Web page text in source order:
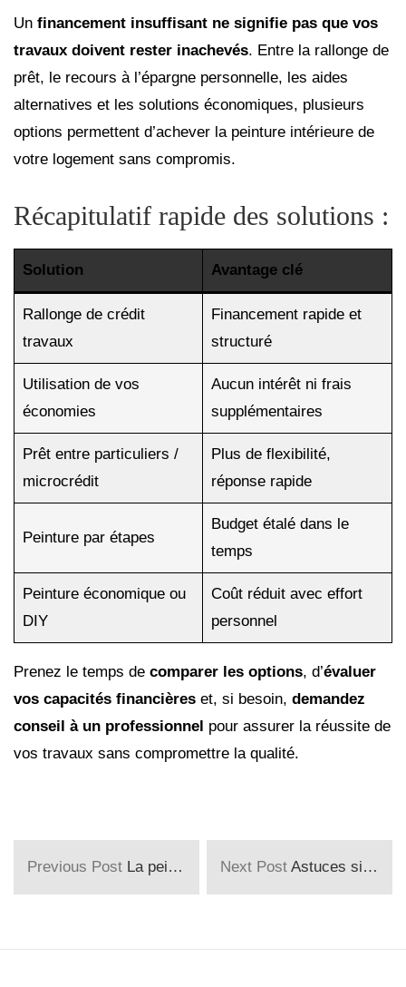
Un financement insuffisant ne signifie pas que vos
travaux doivent rester inachevés. Entre la rallonge de
prêt, le recours à l’épargne personnelle, les aides
alternatives et les solutions économiques, plusieurs
options permettent d’achever la peinture intérieure de
votre logement sans compromis.
Récapitulatif rapide des solutions :
Solution Avantage clé
Rallonge de crédit
travaux
Financement rapide et
structuré
Utilisation de vos
économies
Aucun intérêt ni frais
supplémentaires
Prêt entre particuliers /
microcrédit
Plus de flexibilité,
réponse rapide
Peinture par étapes
Budget étalé dans le
temps
Peinture économique ou
DIY
Coût réduit avec effort
personnel
Prenez le temps de comparer les options, d’évaluer
vos capacités financières et, si besoin, demandez
conseil à un professionnel pour assurer la réussite de
vos travaux sans compromettre la qualité.
Previous Post La peinture décorative : pour un revêtement mural tendance ! Next Post Astuces simples pour décorer votre plafond et sublimer votre intérieur